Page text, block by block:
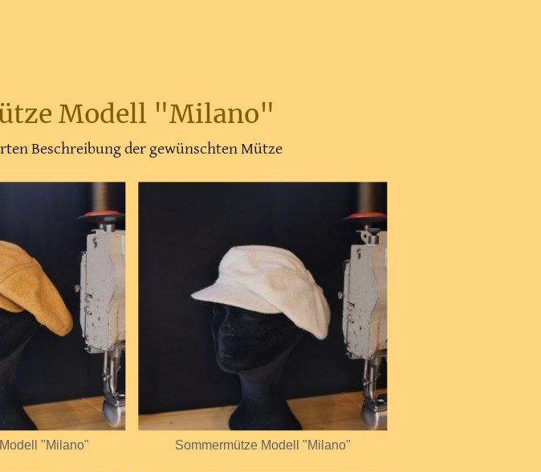
Modell "Milano"
"Milano" Sommermütze Modell "Milano"
Beschreibung der gewünschten Mütze